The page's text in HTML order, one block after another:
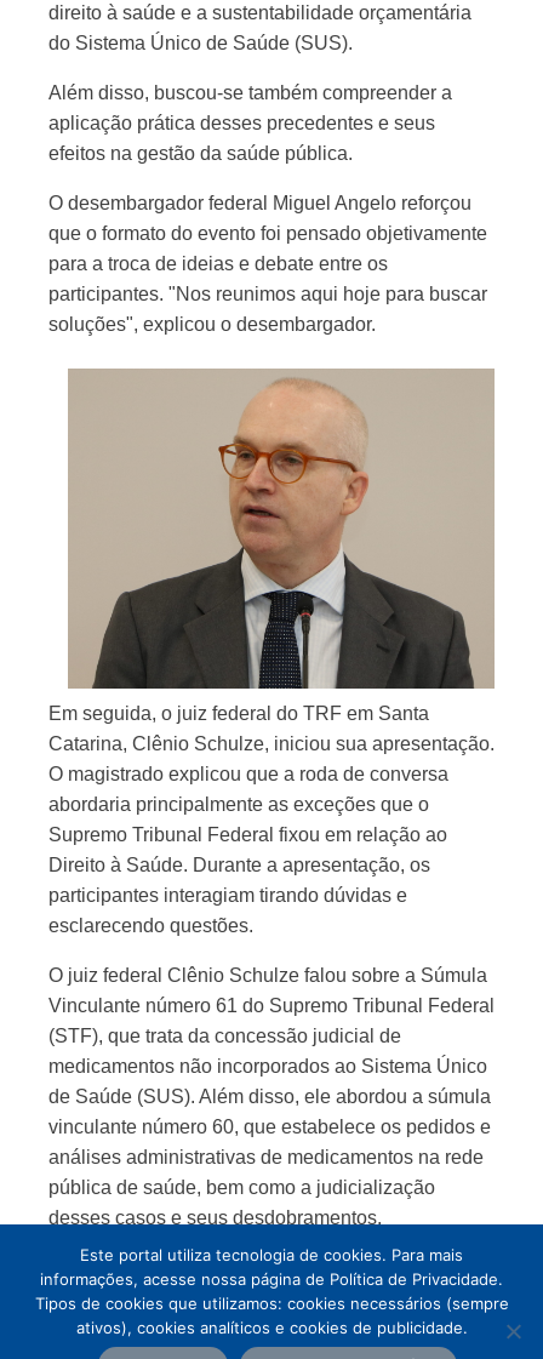
direito à saúde e a sustentabilidade orçamentária
do Sistema Único de Saúde (SUS).
Além disso, buscou-se também compreender a
aplicação prática desses precedentes e seus
efeitos na gestão da saúde pública.
O desembargador federal Miguel Angelo reforçou
que o formato do evento foi pensado objetivamente
para a troca de ideias e debate entre os
participantes. "Nos reunimos aqui hoje para buscar
soluções", explicou o desembargador.
Em seguida, o juiz federal do TRF em Santa
Catarina, Clênio Schulze, iniciou sua apresentação.
O magistrado explicou que a roda de conversa
abordaria principalmente as exceções que o
Supremo Tribunal Federal fixou em relação ao
Direito à Saúde. Durante a apresentação, os
participantes interagiam tirando dúvidas e
esclarecendo questões.
O juiz federal Clênio Schulze falou sobre a Súmula
Vinculante número 61 do Supremo Tribunal Federal
(STF), que trata da concessão judicial de
medicamentos não incorporados ao Sistema Único
de Saúde (SUS). Além disso, ele abordou a súmula
vinculante número 60, que estabelece os pedidos e
análises administrativas de medicamentos na rede
pública de saúde, bem como a judicialização
desses casos e seus desdobramentos.
Este portal utiliza tecnologia de cookies. Para mais
informações, acesse nossa página de Política de Privacidade.
Tipos de cookies que utilizamos: cookies necessários (sempre
ativos), cookies analíticos e cookies de publicidade.